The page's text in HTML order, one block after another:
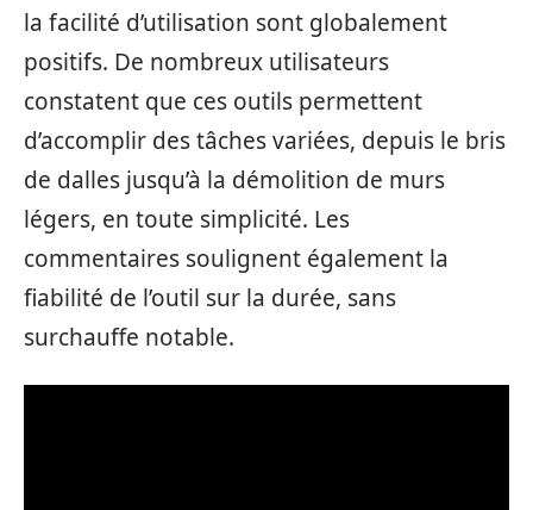
la facilité d’utilisation sont globalement
positifs. De nombreux utilisateurs
constatent que ces outils permettent
d’accomplir des tâches variées, depuis le bris
de dalles jusqu’à la démolition de murs
légers, en toute simplicité. Les
commentaires soulignent également la
fiabilité de l’outil sur la durée, sans
surchauffe notable.